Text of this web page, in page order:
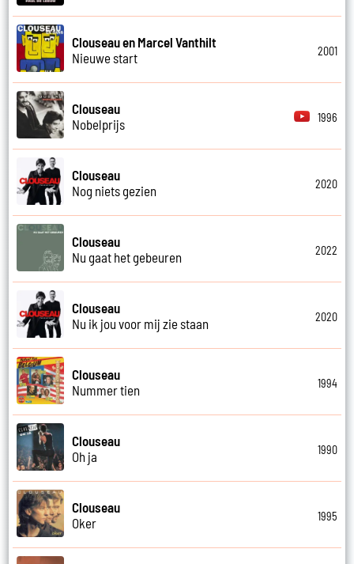
Clouseau en Marcel Vanthilt
Nieuwe start
2001
Clouseau
Nobelprijs
1996
Clouseau
Nog niets gezien
2020
Clouseau
Nu gaat het gebeuren
2022
Clouseau
Nu ik jou voor mij zie staan
2020
Clouseau
Nummer tien
1994
Clouseau
Oh ja
1990
Clouseau
Oker
1995